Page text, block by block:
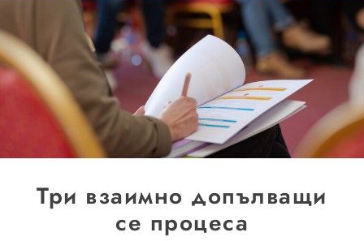
Три взаимно допълващи
се процеса